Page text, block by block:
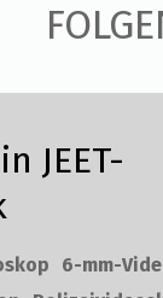
JEET-
6-mm-